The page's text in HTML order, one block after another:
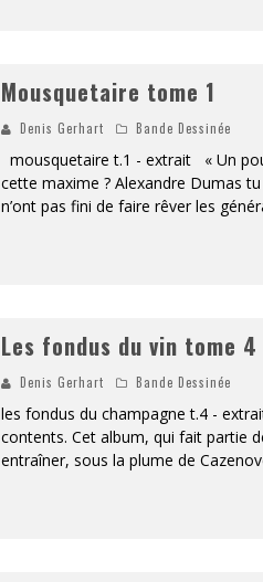
Mousquetaire tome 1
Denis Gerhart Bande Dessinée
mousquetaire t.1 - extrait « Un
cette maxime ? Alexandre Dumas
n’ont pas fini de faire rêver les
Les fondus du vin tome 4
Denis Gerhart Bande Dessinée
les fondus du champagne t.4 -
contents. Cet album, qui fait partie
entraîner, sous la plume de